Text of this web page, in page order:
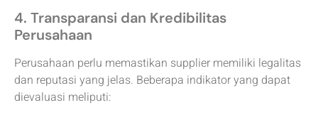
4. Transparansi dan Kredibilitas
Perusahaan
Perusahaan perlu memastikan supplier memiliki legalitas
dan reputasi yang jelas. Beberapa indikator yang dapat
dievaluasi meliputi: